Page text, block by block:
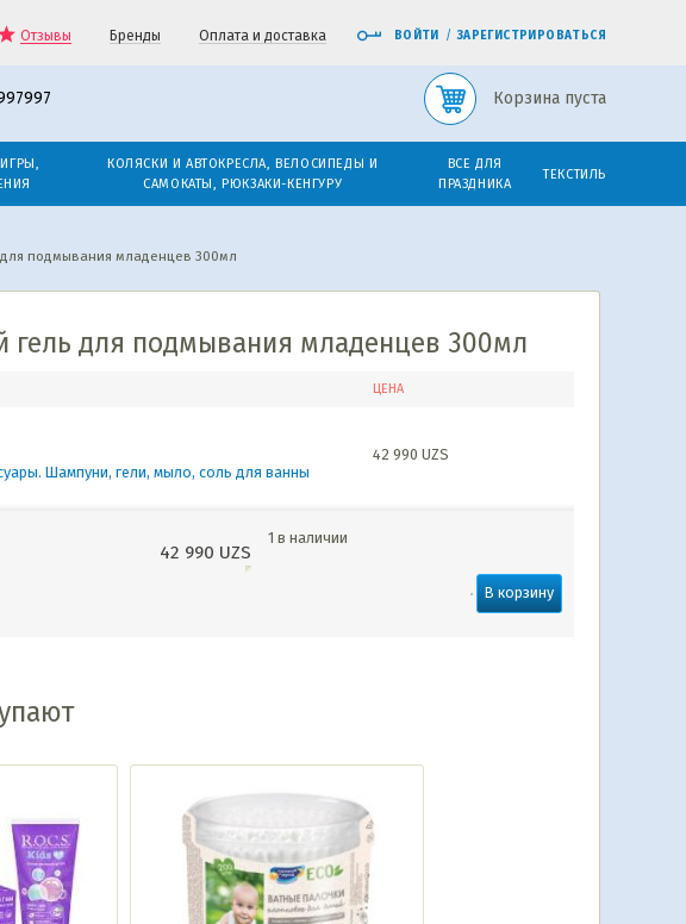
Отзывы Бренды Оплата и доставка ВОЙТИ / ЗАРЕГИСТРИРОВАТЬСЯ
Корзина пуста
КОЛЯСКИ И АВТОКРЕСЛА, ВЕЛОСИПЕДЫ И
САМОКАТЫ, РЮКЗАКИ-КЕНГУРУ
ВСЕ ДЛЯ
ПРАЗДНИКА
ТЕКСТИЛЬ
подмывания младенцев 300мл
для подмывания младенцев 300мл
ЦЕНА
Шампуни, гели, мыло, соль для ванны
42 990UZS
42 990 UZS
1 в наличии
В корзину